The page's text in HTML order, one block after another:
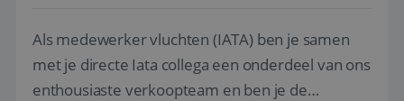
Als medewerker vluchten (IATA) ben je samen
met je directe Iata collega een onderdeel van ons
enthousiaste verkoopteam en ben je de